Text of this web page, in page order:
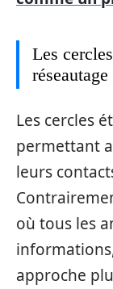
Les
réseautage
Les cercles
permettant
leurs
où tous les
approche